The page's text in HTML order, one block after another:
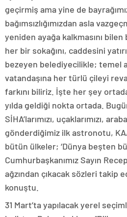
geçirmiş ama yine de
bağımsızlığımızdan asla
yeniden ayağa kalkmasını
her bir sokağını, caddesini
bezeyen belediyecilikle; temel
vatandaşına her türlü çileyi
farkını biliriz. İşte her şey
yılda geldiği nokta ortada.
SİHA’larımızı, uçaklarımızı,
gönderdiğimiz ilk astronotu,
bütün ülkeler; ‘Dünya beşten
Cumhurbaşkanımız Sayın
ağzından çıkacak sözleri takip
konuştu.
31 Mart’ta yapılacak yerel